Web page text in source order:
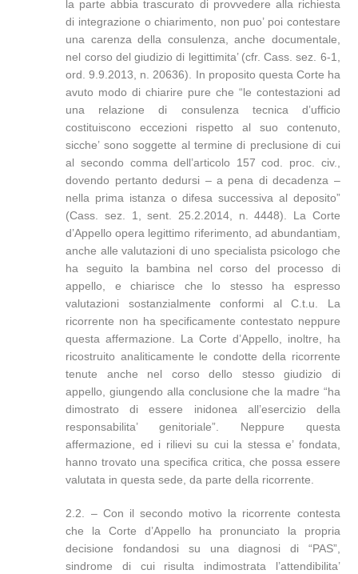
la parte abbia trascurato di provvedere alla richiesta
di integrazione o chiarimento, non puo’ poi contestare
una carenza della consulenza, anche documentale,
nel corso del giudizio di legittimita’ (cfr. Cass. sez. 6-1,
ord. 9.9.2013, n. 20636). In proposito questa Corte ha
avuto modo di chiarire pure che “le contestazioni ad
una relazione di consulenza tecnica d’ufficio
costituiscono eccezioni rispetto al suo contenuto,
sicche’ sono soggette al termine di preclusione di cui
al secondo comma dell’articolo 157 cod. proc. civ.,
dovendo pertanto dedursi – a pena di decadenza –
nella prima istanza o difesa successiva al deposito”
(Cass. sez. 1, sent. 25.2.2014, n. 4448). La Corte
d’Appello opera legittimo riferimento, ad abundantiam,
anche alle valutazioni di uno specialista psicologo che
ha seguito la bambina nel corso del processo di
appello, e chiarisce che lo stesso ha espresso
valutazioni sostanzialmente conformi al C.t.u. La
ricorrente non ha specificamente contestato neppure
questa affermazione. La Corte d’Appello, inoltre, ha
ricostruito analiticamente le condotte della ricorrente
tenute anche nel corso dello stesso giudizio di
appello, giungendo alla conclusione che la madre “ha
dimostrato di essere inidonea all’esercizio della
responsabilita’ genitoriale”. Neppure questa
affermazione, ed i rilievi su cui la stessa e’ fondata,
hanno trovato una specifica critica, che possa essere
valutata in questa sede, da parte della ricorrente.
2.2. – Con il secondo motivo la ricorrente contesta
che la Corte d’Appello ha pronunciato la propria
decisione fondandosi su una diagnosi di “PAS”,
sindrome di cui risulta indimostrata l’attendibilita’